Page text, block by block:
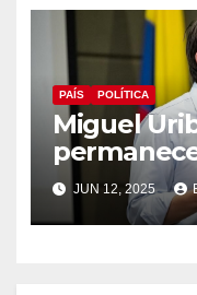
PAÍS POLÍTICA
Miguel
parte
Santa Fe
JUN 12, 2025